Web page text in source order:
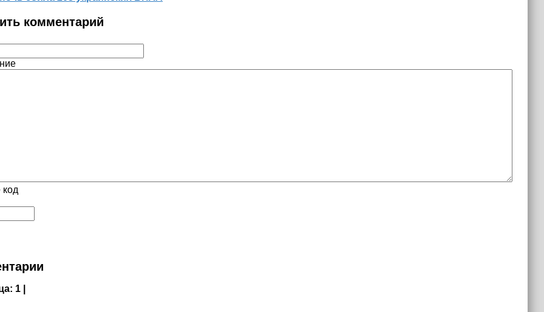
комментарий
код
1 |